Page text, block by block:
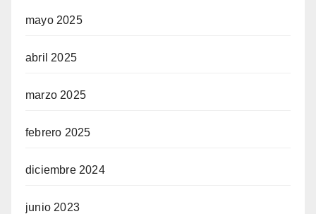
mayo 2025
abril 2025
marzo 2025
febrero 2025
diciembre 2024
junio 2023